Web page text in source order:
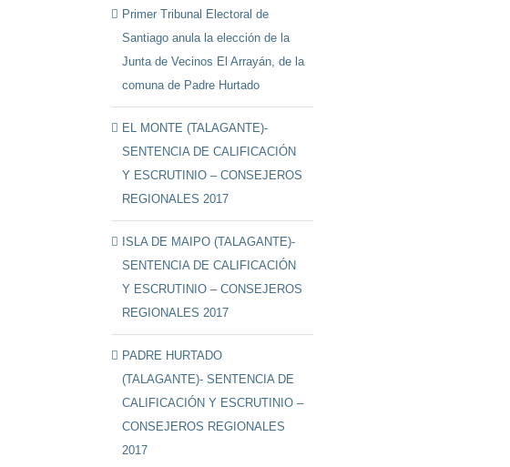
Primer Tribunal Electoral de
Santiago anula la elección de la
Junta de Vecinos El Arrayán, de la
comuna de Padre Hurtado
EL MONTE (TALAGANTE)-
SENTENCIA DE CALIFICACIÓN
Y ESCRUTINIO – CONSEJEROS
REGIONALES 2017
ISLA DE MAIPO (TALAGANTE)-
SENTENCIA DE CALIFICACIÓN
Y ESCRUTINIO – CONSEJEROS
REGIONALES 2017
PADRE HURTADO
(TALAGANTE)- SENTENCIA DE
CALIFICACIÓN Y ESCRUTINIO –
CONSEJEROS REGIONALES
2017